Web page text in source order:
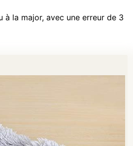
à la major, avec une erreur de 3